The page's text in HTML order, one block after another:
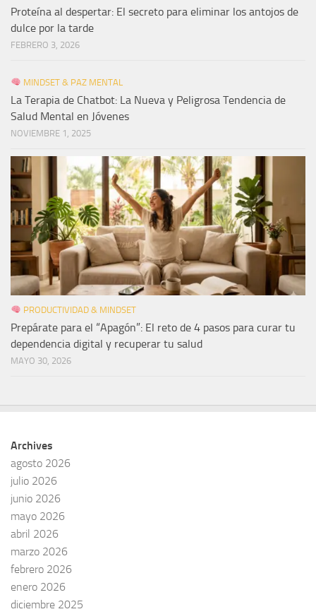
Proteína al despertar: El secreto para eliminar los antojos de
dulce por la tarde
FEBRERO 3, 2026
MINDSET & PAZ MENTAL
La Terapia de Chatbot: La Nueva y Peligrosa Tendencia de
Salud Mental en Jóvenes
NOVIEMBRE 1, 2025
PRODUCTIVIDAD & MINDSET
Prepárate para el “Apagón”: El reto de 4 pasos para curar tu
dependencia digital y recuperar tu salud
MAYO 30, 2026
Archives
agosto 2026
julio 2026
junio 2026
mayo 2026
abril 2026
marzo 2026
febrero 2026
enero 2026
diciembre 2025